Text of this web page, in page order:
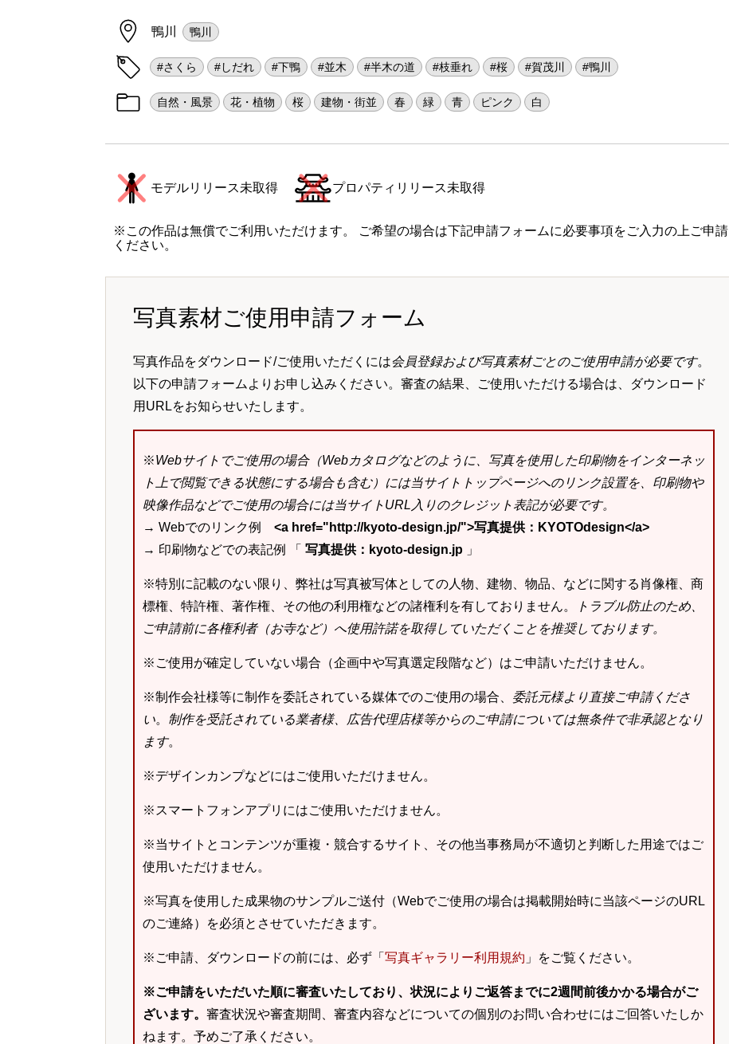
鴨川 鴨川
#さくら #しだれ #下鴨 #並木 #半木の道 #枝垂れ #桜 #賀茂川 #鴨川
自然・風景 花・植物 桜 建物・街並 春 緑 青 ピンク 白
モデルリリース未取得 プロパティリリース未取得
※この作品は無償でご利用いただけます。 ご希望の場合は下記申請フォームに必要事項をご入力の上ご申請
ください。
写真素材ご使用申請フォーム
写真作品をダウンロード/ご使用いただくには会員登録および写真素材ごとのご使用申請が必要です。
以下の申請フォームよりお申し込みください。審査の結果、ご使用いただける場合は、ダウンロード
用URLをお知らせいたします。
※Webサイトでご使用の場合（Webカタログなどのように、写真を使用した印刷物をインターネッ
ト上で閲覧できる状態にする場合も含む）には当サイトトップページへのリンク設置を、印刷物や
映像作品などでご使用の場合には当サイトURL入りのクレジット表記が必要です。
→ Webでのリンク例 <a href="http://kyoto-design.jp/">写真提供：KYOTOdesign</a>
→ 印刷物などでの表記例 「 写真提供：kyoto-design.jp 」
※特別に記載のない限り、弊社は写真被写体としての人物、建物、物品、などに関する肖像権、商
標権、特許権、著作権、その他の利用権などの諸権利を有しておりません。
トラブル防止のため、
ご申請前に各権利者（お寺など）へ使用許諾を取得していただくことを推奨しております。
※ご使用が確定していない場合（企画中や写真選定段階など）はご申請いただけません。
※制作会社様等に制作を委託されている媒体でのご使用の場合、 委託元様より直接ご申請くださ
い。 制作を受託されている業者様、広告代理店様等からのご申請については無条件で非承認となり
ます。
※デザインカンプなどにはご使用いただけません。
※スマートフォンアプリにはご使用いただけません。
※当サイトとコンテンツが重複・競合するサイト、その他当事務局が不適切と判断した用途ではご
使用いただけません。
※写真を使用した成果物のサンプルご送付（Webでご使用の場合は掲載開始時に当該ページのURL
のご連絡）を必須とさせていただきます。
※ご申請、ダウンロードの前には、必ず「 写真ギャラリー利用規約 」をご覧ください。
※ご申請をいただいた順に審査いたしており、状況によりご返答までに2週間前後かかる場合がご
ざいます。 審査状況や審査期間、審査内容などについての個別のお問い合わせにはご回答いたしか
ねます。予めご了承ください。